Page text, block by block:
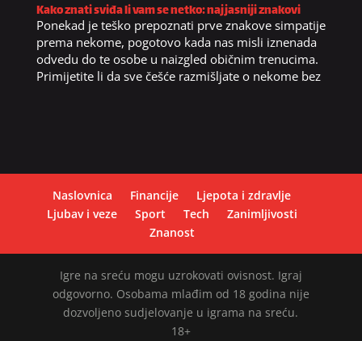
Kako znati sviđa li vam se netko: najjasniji znakovi
Ponekad je teško prepoznati prve znakove simpatije
prema nekome, pogotovo kada nas misli iznenada
odvedu do te osobe u naizgled običnim trenucima.
Primijetite li da sve češće razmišljate o nekome bez
Naslovnica Financije
Ljepota i zdravlje
Ljubav i veze
Sport Tech
Zanimljivosti
Znanost
Igre na sreću mogu uzrokovati ovisnost. Igraj
odgovorno. Osobama mlađim od 18 godina nije
dozvoljeno sudjelovanje u igrama na sreću.
18+